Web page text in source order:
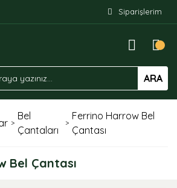
Siparişlerim
ARA
Bel
Çantaları
Ferrino Harrow Bel
Çantası
Bel Çantası